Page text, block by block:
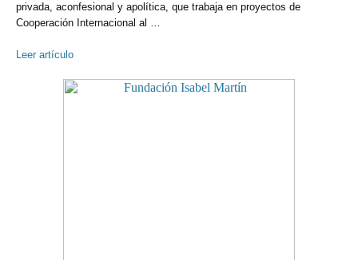
privada, aconfesional y apolítica, que trabaja en proyectos de
Cooperación Internacional al …
Leer artículo